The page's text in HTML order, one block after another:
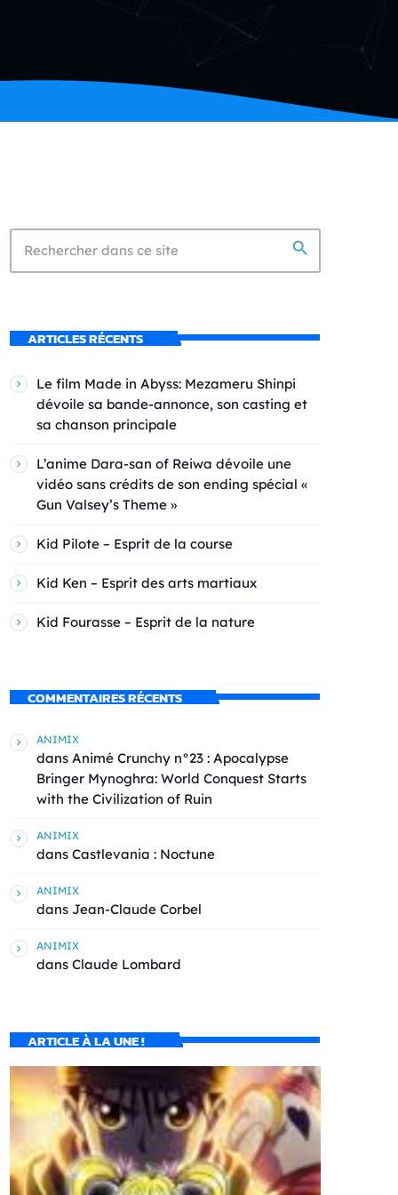
search
ARTICLES RÉCENTS
Le film Made in Abyss: Mezameru Shinpi
dévoile sa bande-annonce, son casting et
sa chanson principale
L’anime Dara-san of Reiwa dévoile une
vidéo sans crédits de son ending spécial «
Gun Valsey’s Theme »
Kid Pilote – Esprit de la course
Kid Ken – Esprit des arts martiaux
Kid Fourasse – Esprit de la nature
COMMENTAIRES RÉCENTS
ANIMIX
dans Animé Crunchy n°23 : Apocalypse
Bringer Mynoghra: World Conquest Starts
with the Civilization of Ruin
ANIMIX
dans Castlevania : Noctune
ANIMIX
dans Jean-Claude Corbel
ANIMIX
dans Claude Lombard
ARTICLE À LA UNE !